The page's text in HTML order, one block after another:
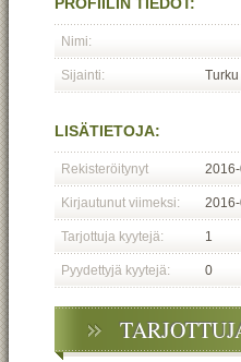
Nimi:
Sijainti: Turku
LISÄTIETOJA:
Rekisteröitynyt
Kirjautunut viimeksi:
Tarjottuja kyytejä: 1
Pyydettyjä kyytejä: 0